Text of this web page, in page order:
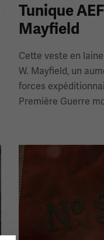
Tunique
Mayfield
Cette veste en
W. Mayfield, un
forces
Première Guerre